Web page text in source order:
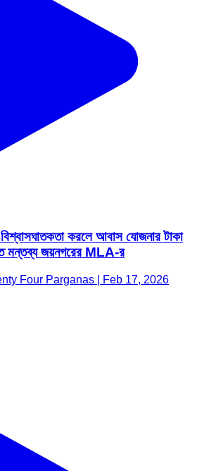
করলে আবাস যোজনার টাকা
মন্তব্য জয়নগরের MLA-র
Four Parganas | Feb 17, 2026